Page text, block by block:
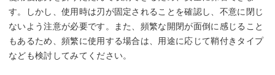
す。しかし、使用時は刃が固定されることを確認し、不意に閉じ
ないよう注意が必要です。また、頻繁な開閉が面倒に感じること
もあるため、頻繁に使用する場合は、用途に応じて鞘付きタイプ
なども検討してみてください。